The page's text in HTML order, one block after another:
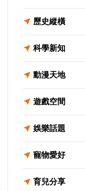
歷史縱橫
科學新知
動漫天地
遊戲空間
娛樂話題
寵物愛好
育兒分享